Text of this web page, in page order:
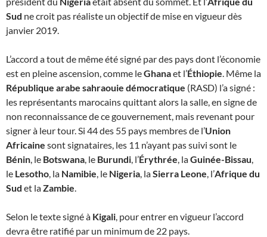
Sud ne croit pas réaliste un objectif de mise en vigueur dès
janvier 2019.
L’accord a tout de même été signé par des pays dont l’économie
est en pleine ascension, comme leGhanaet l’Éthiopie . Même la
République arabe sahraouie démocratique (RASD) l’a signé :
les représentants marocains quittant alors la salle, en signe de
non reconnaissance de ce gouvernement, mais revenant pour
signer à leur tour. Si 44 des 55 pays membres de l’Union
Africaine sont signataires, les 11 n’ayant pas suivi sont le
Bénin , le Botswana , le Burundi , l’Érythrée , laGuinée-Bissau
le Lesotho , la Namibie , le Nigeria , laSierra Leone , l’Afrique du
Sud et laZambie
Selon le texte signé à Kigali , pour entrer en vigueur l’accord
devra être ratifié par un minimum de 22 pays.